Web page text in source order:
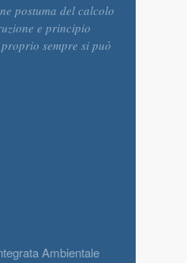
postuma del calcolo
e principio
sempre si può
Ambientale